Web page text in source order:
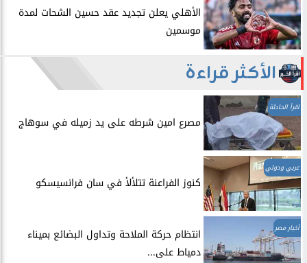
الأهلي يعلن تجديد عقد حسين الشحات لمدة
موسمين
الأكثر قراءة
اقرأ الحادثة
مصرع امين شرطه على يد زميله في سوهاج
عربي ودولي
​كنوز الفراعنة تتلألأ في سان فرانسيسكو
أخبار مصر
انتظام حركة الملاحة وتداول البضائع بميناء
دمياط على...